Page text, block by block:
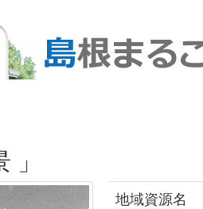
地域資源名